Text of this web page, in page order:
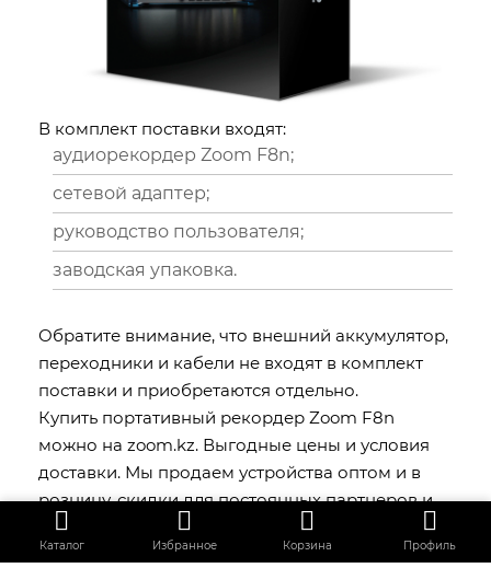
В комплект поставки входят:
аудиорекордер Zoom F8n;
сетевой адаптер;
руководство пользователя;
заводская упаковка.
Обратите внимание, что внешний аккумулятор,
переходники и кабели не входят в комплект
поставки и приобретаются отдельно.
Купить портативный рекордер Zoom F8n
можно на zoom.kz. Выгодные цены и условия
доставки. Мы продаем устройства оптом и в
розницу, скидки для постоянных партнеров и
лояльных покупателей.
Каталог Избранное Корзина Профиль